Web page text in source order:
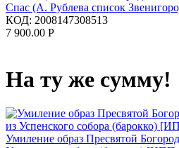
Спас (А. Рублева список
КОД: 2008147308513
7 900.00 Р
На ту же сумму!
Умиление образ Пресвятой